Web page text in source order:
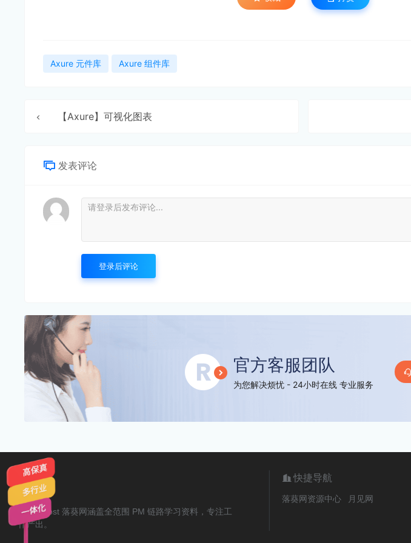
Axure 元件库 Axure 组件库
【Axure】可视化图表
发表评论
登录后评论
官方客服团队
为您解决烦忧 - 24小时在线 专业服务
AxureMost 落葵网涵盖全范围 PM 链路学习资料，专注工
作产出。
快捷导航
落葵网资源中心 月见网